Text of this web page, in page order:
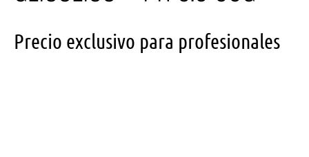
Precio exclusivo para profesionales